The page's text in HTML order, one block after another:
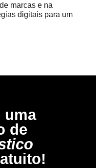
marcas e na
digitais para um
uma
de